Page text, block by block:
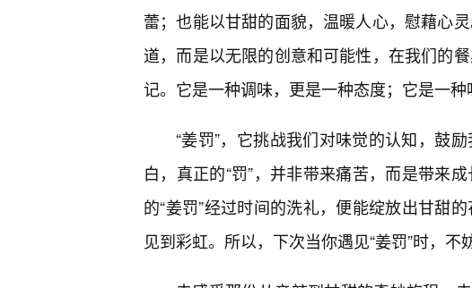
蕾；也能以甘甜的面貌，温暖人心，慰藉心
道，而是以无限的创意和可能性，在我们的
记。它是一种调味，更是一种态度；它是一种
“姜罚”，它挑战我们对味觉的认知，鼓
白，真正的“罚”，并非带来痛苦，而是带来
的“姜罚”经过时间的洗礼，便能绽放出甘甜
见到彩虹。所以，下次当你遇见“姜罚”时，不